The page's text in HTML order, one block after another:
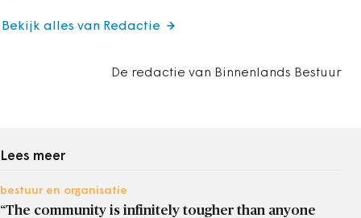
De redactie van Binnenlands Bestuur
Bekijk alles van Redactie
Lees meer
bestuur en organisatie
“The community is infinitely tougher than anyone